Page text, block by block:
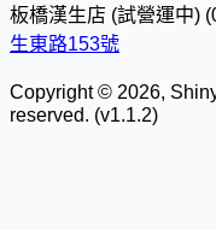
板橋漢生店 (試營運中)
生東路153號
Copyright © 2026,
reserved. (v1.1.2)